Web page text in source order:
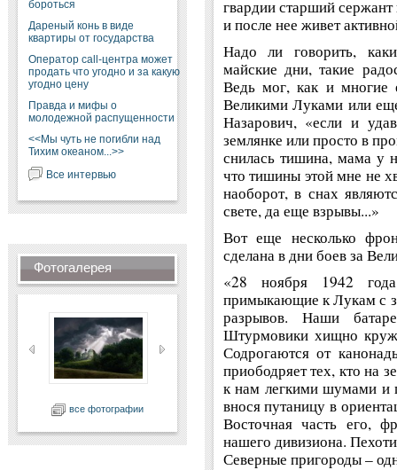
бороться
Дареный конь в виде
квартиры от государства
Оператор call-центра может
продать что угодно и за какую
угодно цену
Правда и мифы о
молодежной распущенности
<<Мы чуть не погибли над
Тихим океаном...>>
Все интервью
Фотогалерея
все фотографии
гвардии старший
и после нее живет
Надо ли говорить,
майские дни, такие
Ведь мог, как и многие
Великими Луками или
Назарович, «если и
землянке или просто в
снилась тишина, мама у
что тишины этой мне не
наоборот, в снах
свете, да еще взрывы...»
Вот еще несколько
сделана в дни боев за
«28 ноября 1942
примыкающие к Лукам с
разрывов. Наши
Штурмовики хищно
Содрогаются от
приободряет тех, кто на
к нам легкими шумами и
внося путаницу в
Восточная часть его,
нашего дивизиона.
Северные пригороды –